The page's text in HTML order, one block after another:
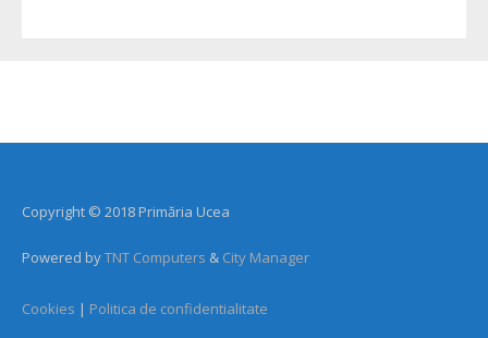
Copyright © 2018 Primăria Ucea
Powered byTNT Computers & City Manager
Cookies | Politica de confidentialitate